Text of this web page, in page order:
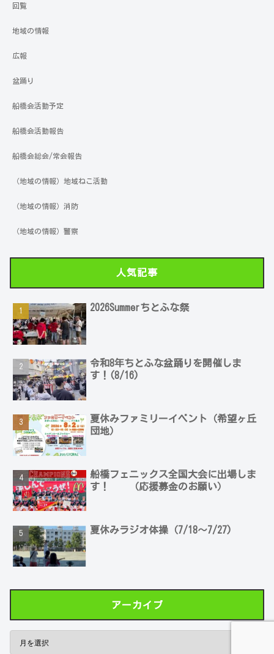
回覧
地域の情報
広報
盆踊り
船橋会活動予定
船橋会活動報告
船橋会総会/常会報告
（地域の情報）地域ねこ活動
（地域の情報）消防
（地域の情報）警察
人気記事
2026Summerちとふな祭
令和8年ちとふな盆踊りを開催しま
す！(8/16)
夏休みファミリーイベント（希望ヶ丘
団地）
船橋フェニックス全国大会に出場しま
す！ （応援募金のお願い）
夏休みラジオ体操（7/18～7/27)
アーカイブ